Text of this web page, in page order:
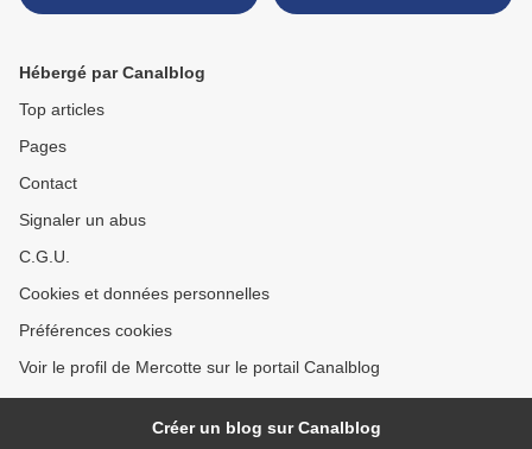
pour Pascale! >
Hébergé par Canalblog
Top articles
Pages
Contact
Signaler un abus
C.G.U.
Cookies et données personnelles
Préférences cookies
Voir le profil de Mercotte sur le portail Canalblog
Créer un blog sur Canalblog